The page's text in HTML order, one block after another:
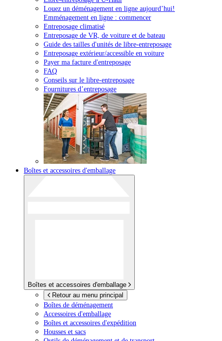
Louez un déménagement en ligne aujourd’hui!
Emménagement en ligne : commencer
Entreposage climatisé
Entreposage de VR, de voiture et de bateau
Guide des tailles d'unités de libre-entreposage
Entreposage extérieur/accessible en voiture
Payer ma facture d'entreposage
FAQ
Conseils sur le libre-entreposage
Fournitures d’entreposage
Boîtes et accessoires d'emballage
Boîtes et accessoires d'emballage
Retour au menu principal
Boîtes de déménagement
Accessoires d'emballage
Boîtes et accessoires d'expédition
Housses et sacs